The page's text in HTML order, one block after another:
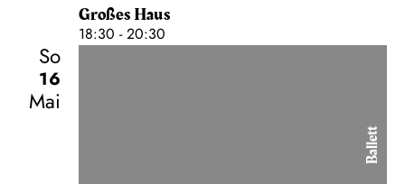
Großes Haus
18:30 - 20:30
So
16
Mai
Ballett